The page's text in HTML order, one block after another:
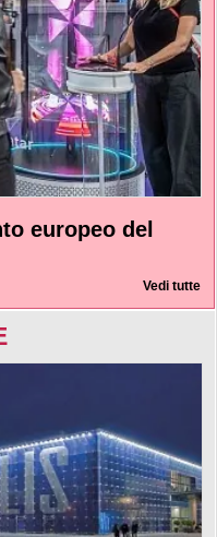
europeo del
Vedi tutte